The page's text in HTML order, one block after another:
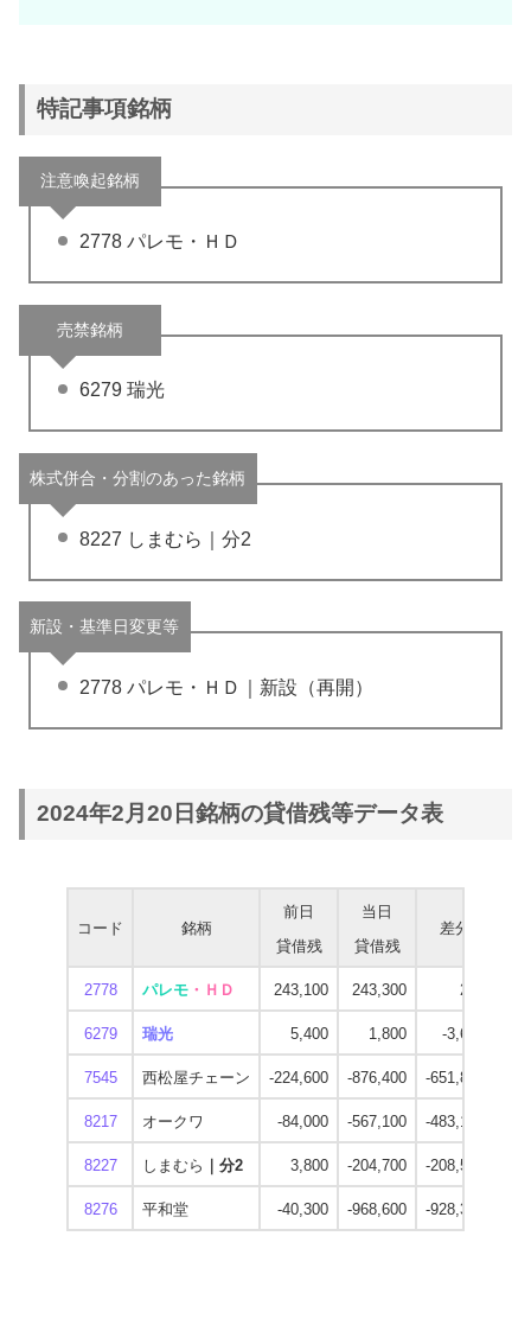
特記事項銘柄
注意喚起銘柄
2778 パレモ・ＨＤ
売禁銘柄
6279 瑞光
株式併合・分割のあった銘柄
8227 しまむら｜分2
新設・基準日変更等
2778 パレモ・ＨＤ｜新設（再開）
2024年2月20日銘柄の貸借残等データ表
コード 銘柄
前日
貸借残
当日
貸借残
差分
2778 パレモ ・ＨＤ 243,100 243,300 200
6279 瑞光 5,400 1,800 -3,600
7545 西松屋チェーン -224,600 -876,400 -651,800
8217 オークワ -84,000 -567,100 -483,100
8227 しまむら ｜分2 3,800 -204,700 -208,500
8276 平和堂 -40,300 -968,600 -928,300